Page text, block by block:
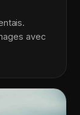
avec